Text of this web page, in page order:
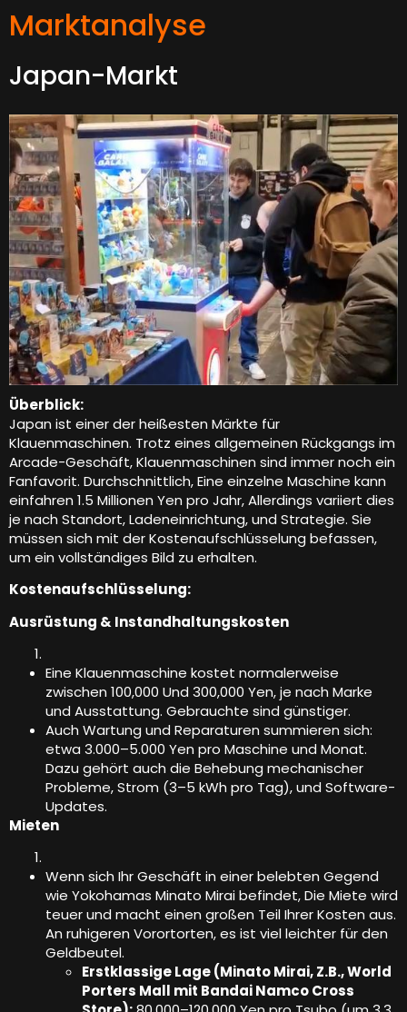
Marktanalyse
Japan-Markt
Überblick:
Japan ist einer der heißesten Märkte für
Klauenmaschinen. Trotz eines allgemeinen Rückgangs im
Arcade-Geschäft, Klauenmaschinen sind immer noch ein
Fanfavorit. Durchschnittlich, Eine einzelne Maschine kann
einfahren 1.5 Millionen Yen pro Jahr, Allerdings variiert dies
je nach Standort, Ladeneinrichtung, und Strategie. Sie
müssen sich mit der Kostenaufschlüsselung befassen,
um ein vollständiges Bild zu erhalten.
Kostenaufschlüsselung:
Ausrüstung & Instandhaltungskosten
Eine Klauenmaschine kostet normalerweise
zwischen 100,000 Und 300,000 Yen, je nach Marke
und Ausstattung. Gebrauchte sind günstiger.
Auch Wartung und Reparaturen summieren sich:
etwa 3.000–5.000 Yen pro Maschine und Monat.
Dazu gehört auch die Behebung mechanischer
Probleme, Strom (3–5 kWh pro Tag), und Software-
Updates.
Mieten
Wenn sich Ihr Geschäft in einer belebten Gegend
wie Yokohamas Minato Mirai befindet, Die Miete wird
teuer und macht einen großen Teil Ihrer Kosten aus.
An ruhigeren Vorortorten, es ist viel leichter für den
Geldbeutel.
Erstklassige Lage (Minato Mirai, Z.B., World
Porters Mall mit Bandai Namco Cross